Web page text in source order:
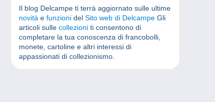
Il blog Delcampe ti terrà aggiornato sulle ultime
novità e funzioni del Sito web di Delcampe Gli
articoli sulle collezioni ti consentono di
completare la tua conoscenza di francobolli,
monete, cartoline e altri interessi di
appassionati di collezionismo.